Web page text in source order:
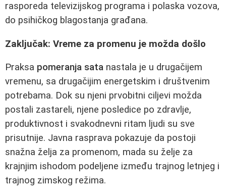
rasporeda televizijskog programa i polaska vozova,
do psihičkog blagostanja građana.
Zaključak: Vreme za promenu je možda došlo
Praksa pomeranja sata nastala je u drugačijem
vremenu, sa drugačijim energetskim i društvenim
potrebama. Dok su njeni prvobitni ciljevi možda
postali zastareli, njene posledice po zdravlje,
produktivnost i svakodnevni ritam ljudi su sve
prisutnije. Javna rasprava pokazuje da postoji
snažna želja za promenom, mada su želje za
krajnjim ishodom podeljene između trajnog letnjeg i
trajnog zimskog režima.